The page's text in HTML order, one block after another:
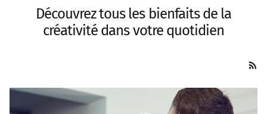
Découvrez tous les bienfaits de la
créativité dans votre quotidien